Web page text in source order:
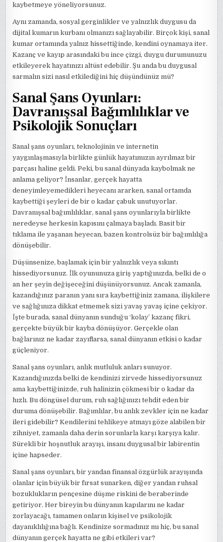
kaybetmeye yöneliyorsunuz.
Aynı zamanda, sosyal gerginlikler ve yalnızlık duygusu da
dijital kumarın kurbanı olmanızı sağlayabilir. Birçok kişi, sanal
kumar ortamında yalnız hissettiğinde, kendini oynamaya iter.
Kazanç ve kayıp arasındaki bu ince çizgi, duygu durumunuzu
etkileyerek hayatınızı altüst edebilir. Şu anda bu duygusal
sarmalın sizi nasıl etkilediğini hiç düşündünüz mü?
Sanal Şans Oyunları:
Davranışsal Bağımlılıklar ve
Psikolojik Sonuçları
Sanal şans oyunları, teknolojinin ve internetin
yaygınlaşmasıyla birlikte günlük hayatımızın ayrılmaz bir
parçası haline geldi. Peki, bu sanal dünyada kaybolmak ne
anlama geliyor? İnsanlar, gerçek hayatta
deneyimleyemedikleri heyecanı ararken, sanal ortamda
kaybettiği şeyleri de bir o kadar çabuk unutuyorlar.
Davranışsal bağımlılıklar, sanal şans oyunlarıyla birlikte
neredeyse herkesin kapısını çalmaya başladı. Basit bir
tıklama ile yaşanan heyecan, bazen kontrolsüz bir bağımlılığa
dönüşebilir.
Düşünsenize, başlamak için bir yalnızlık veya sıkıntı
hissediyorsunuz. İlk oyununuza giriş yaptığınızda, belki de o
an her şeyin değişeceğini düşünüyorsunuz. Ancak zamanla,
kazandığınız paranın yanı sıra kaybettiğiniz zamana, ilişkilere
ve sağlığınıza dikkat etmemek sizi yavaş yavaş içine çekiyor.
İşte burada, sanal dünyanın sunduğu ‘kolay’ kazanç fikri,
gerçekte büyük bir kayba dönüşüyor. Gerçekle olan
bağlarınız ne kadar zayıflarsa, sanal dünyanın etkisi o kadar
güçleniyor.
Sanal şans oyunları, anlık mutluluk anları sunuyor.
Kazandığınızda belki de kendinizi zirvede hissediyorsunuz
ama kaybettiğinizde, ruh halinizin çökmesi bir o kadar da
hızlı. Bu döngüsel durum, ruh sağlığınızı tehdit eden bir
duruma dönüşebilir. Bağımlılar, bu anlık zevkler için ne kadar
ileri gidebilir? Kendilerini tehlikeye atmayı göze alabilen bir
zihniyet, zamanla daha derin sorunlarla karşı karşıya kalır.
Sürekli bir hoşnutluk arayışı, insanı duygusal bir labirentin
içine hapseder.
Sanal şans oyunları, bir yandan finansal özgürlük arayışında
olanlar için büyük bir fırsat sunarken, diğer yandan ruhsal
bozuklukların pençesine düşme riskini de beraberinde
getiriyor. Her bireyin bu dünyanın kapılarını ne kadar
zorlayacağı, tamamen onların kişisel ve psikolojik
dayanıklılığına bağlı. Kendinize sormadınız mı hiç, bu sanal
dünyanın gerçek hayatta ne gibi etkileri var?